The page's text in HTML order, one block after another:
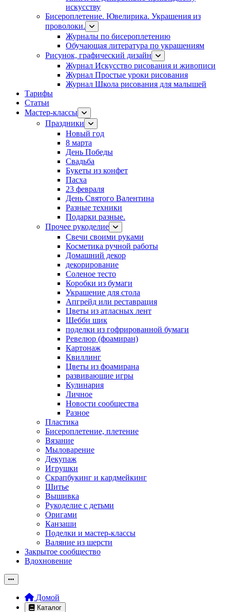
искусству
Бисероплетение. Ювелирика. Украшения из
проволоки.
Журналы по бисероплетению
Обучающая литература по украшениям
Рисунок, графический дизайн
Журнал Искусство рисования и живописи
Журнал Простые уроки рисования
Журнал Школа рисования для малышей
Тарифы
Статьи
Мастер-классы
Праздники
Новый год
8 марта
День Победы
Свадьба
Букеты из конфет
Пасха
23 февраля
День Святого Валентина
Разные техники
Подарки разные.
Прочее рукоделие
Свечи своими руками
Косметика ручной работы
Домашний декор
декорирование
Соленое тесто
Коробки из бумаги
Украшение для стола
Апгрейд или реставрация
Цветы из атласных лент
Шебби шик
поделки из гофрированной бумаги
Ревелюр (фоамиран)
Картонаж
Квиллинг
Цветы из фоамирана
развивающие игры
Кулинария
Личное
Новости сообщества
Разное
Пластика
Бисероплетение, плетение
Вязание
Мыловарение
Декупаж
Игрушки
Скрапбукинг и кардмейкинг
Шитье
Вышивка
Рукоделие с детьми
Оригами
Канзаши
Поделки и мастер-классы
Валяние из шерсти
Закрытое сообщество
Вдохновение
Домой
Каталог